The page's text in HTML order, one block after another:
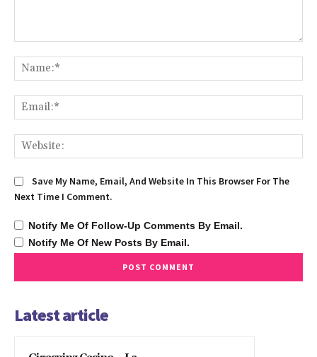
Save My Name, Email, And Website In This Browser For The
Next Time I Comment.
Notify Me Of Follow-Up Comments By Email.
Notify Me Of New Posts By Email.
Latest article